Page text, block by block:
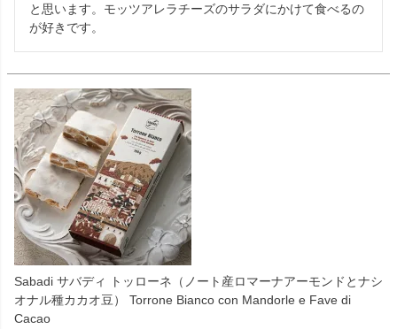
と思います。モッツアレラチーズのサラダにかけて食べるの
が好きです。
Sabadi サバディ トッローネ（ノート産ロマーナアーモンドとナシ
オナル種カカオ豆） Torrone Bianco con Mandorle e Fave di
Cacao